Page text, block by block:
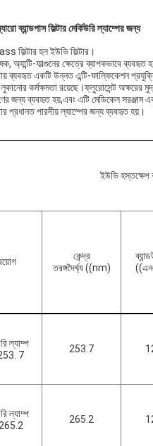
ব্যান্ডপাস ফিল্টার মের্কিউরি ল্যাম্পের জন্য
হল ইউভি ফিল্টার।
অ্যান্টি-ফাল্গুনের ক্ষেত্রে ব্যাপকভাবে
ব্যবহৃত একটি উন্নত এন্টি-ফাল্ফিকেশন
কর্মক্ষমতা রয়েছে।ফ্লুরোসেন্ট অক্ষরের
জন্য ব্যবহৃত হয়,এবং এটি মেডিকেল সরঞ্জাম
প্রধানত পারদীয় ল্যাম্পের জন্য ব্যবহৃত হয়।
ইউভি হস্তক্ষেপ
কেন্দ্র
তরঙ্গদৈর্ঘ্য ((nm)
ল্যাম্প
7
253.7
ল্যাম্প
265.2